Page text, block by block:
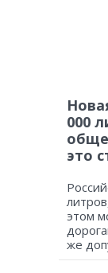
000
это
этом
же